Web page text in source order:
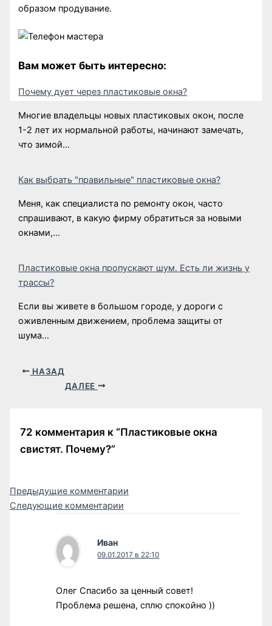
образом продувание.
Вам может быть интересно:
Почему дует через пластиковые окна?
Многие владельцы новых пластиковых окон, после
1-2 лет их нормальной работы, начинают замечать,
что зимой…
Как выбрать "правильные" пластиковые окна?
Меня, как специалиста по ремонту окон, часто
спрашивают, в какую фирму обратиться за новыми
окнами,…
Пластиковые окна пропускают шум. Есть ли жизнь у
трассы?
Если вы живете в большом городе, у дороги с
оживленным движением, проблема защиты от
шума…
НАЗАД
ДАЛЕЕ
72 комментария к “Пластиковые окна
свистят. Почему?”
Следующие
комментарии
Предыдущие комментарии
Следующие комментарии
Иван
09.01.2017 в 22:10
Олег Спасибо за ценный совет!
Проблема решена, сплю спокойно ))